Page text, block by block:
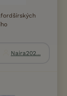
Naira202...